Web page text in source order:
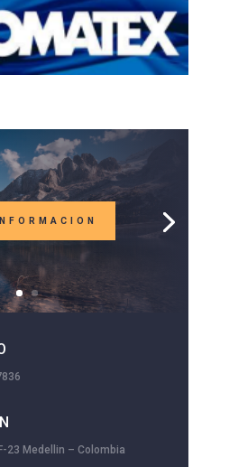
23 Medellin – Colombia